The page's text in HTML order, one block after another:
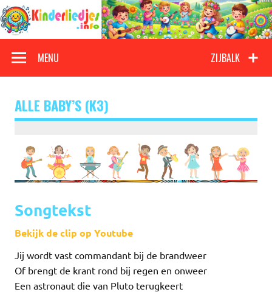
Doorgaan
naar
inhoud
Kinderliedjes
ZIJBALK
MENU
ALLE BABY’S (K3)
Songtekst
Bekijk de clip op Youtube
Jij wordt vast commandant bij de brandweer
Of brengt de krant rond bij regen en onweer
Een astronaut die van Pluto terugkeert